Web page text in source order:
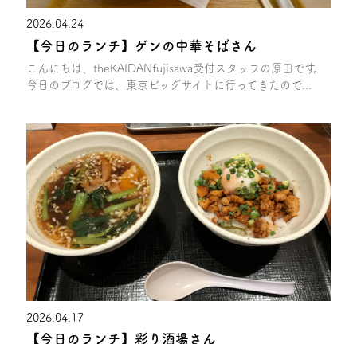
2026.04.24
【今日のランチ】ゲンの中華そばさん
こんにちは、theKAIDANfujisawa受付スタッフの原田です。
今日のブログでは、東京ビッグサイトに行ってきたので...
2026.04.17
【今日のランチ】彩り酒場さん